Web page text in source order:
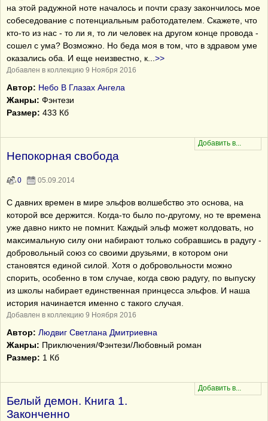
на этой радужной ноте началось и почти сразу закончилось мое
собеседование с потенциальным работодателем. Скажете, что
кто-то из нас - то ли я, то ли человек на другом конце провода -
сошел с ума? Возможно. Но беда моя в том, что в здравом уме
оказались оба. И еще неизвестно, к
>>
Добавлен в коллекцию 9 Ноября 2016
Автор: Небо В Глазах Ангела
Жанры: Фэнтези
Размер: 433 Кб
Непокорная свобода
0 05.09.2014
С давних времен в мире эльфов волшебство это основа, на
которой все держится. Когда-то было по-другому, но те времена
уже давно никто не помнит. Каждый эльф может колдовать, но
максимальную силу они набирают только собравшись в радугу -
добровольный союз со своими друзьями, в котором они
становятся единой силой. Хотя о добровольности можно
спорить, особенно в том случае, когда свою радугу, по выпуску
из школы набирает единственная принцесса эльфов. И наша
история начинается именно с такого случая.
Добавлен в коллекцию 9 Ноября 2016
Автор: Людвиг Светлана Дмитриевна
Жанры: Приключения/Фэнтези/Любовный роман
Размер: 1 Кб
Белый демон. Книга 1.
Законченно